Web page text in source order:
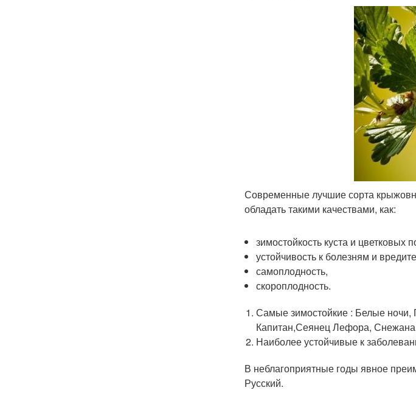
Современные лучшие сорта
обладать такими качествами, как:
зимостойкость куста и цветковых
устойчивость к болезням и
самоплодность,
скороплодность.
Самые зимостойкие : Белые ночи,
Капитан,Сеянец Лефора,
Наиболее устойчивые к
В неблагоприятные годы явное
Русский.